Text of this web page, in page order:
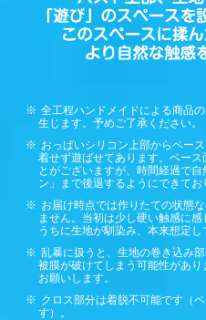
全工程ハンドメイドによる商品
生じます。予めご了承ください。
おっぱいシリコン上部からベー
着せず遊ばせてあります。ベー
とがございますが、時間経過で
ン」まで後退するようにできてお
お届け時点では作りたての状態
ません。当初は少し硬い触感に
うちに生地が馴染み、本来想定し
乱暴に扱うと、生地の巻き込み
被膜が破けてしまう可能性があ
お願いします。
クロス部分は着脱不可能です（
す）。